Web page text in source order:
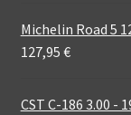
Michelin Road 5
127,95 €
CST C-186 3.00 -